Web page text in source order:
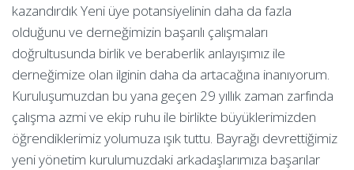
kazandırdık Yeni üye potansiyelinin daha da fazla
olduğunu ve derneğimizin başarılı çalışmaları
doğrultusunda birlik ve beraberlik anlayışımız ile
derneğimize olan ilginin daha da artacağına inanıyorum.
Kuruluşumuzdan bu yana geçen 29 yıllık zaman zarfında
çalışma azmi ve ekip ruhu ile birlikte büyüklerimizden
öğrendiklerimiz yolumuza ışık tuttu. Bayrağı devrettiğimiz
yeni yönetim kurulumuzdaki arkadaşlarımıza başarılar